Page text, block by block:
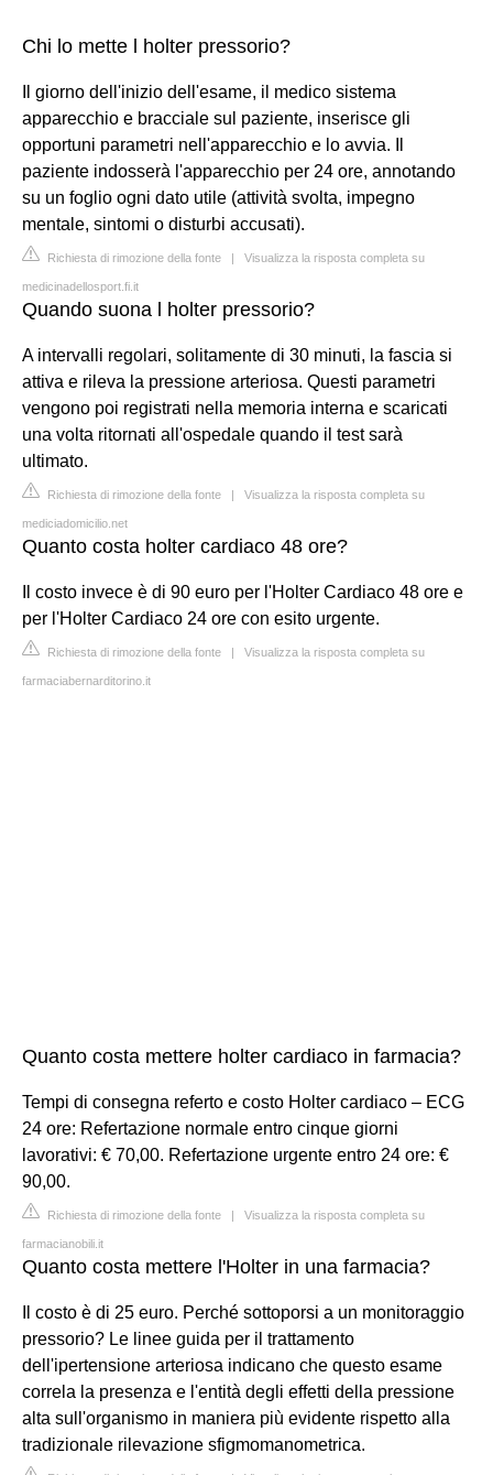
Chi lo mette l holter pressorio?
Il giorno dell'inizio dell'esame, il medico sistema
apparecchio e bracciale sul paziente, inserisce gli
opportuni parametri nell'apparecchio e lo avvia. Il
paziente indosserà l'apparecchio per 24 ore, annotando
su un foglio ogni dato utile (attività svolta, impegno
mentale, sintomi o disturbi accusati).
Richiesta di rimozione della fonte | Visualizza la risposta completa su
medicinadellosport.fi.it
Quando suona l holter pressorio?
A intervalli regolari, solitamente di 30 minuti, la fascia si
attiva e rileva la pressione arteriosa. Questi parametri
vengono poi registrati nella memoria interna e scaricati
una volta ritornati all'ospedale quando il test sarà
ultimato.
Richiesta di rimozione della fonte | Visualizza la risposta completa su
mediciadomicilio.net
Quanto costa holter cardiaco 48 ore?
Il costo invece è di 90 euro per l'Holter Cardiaco 48 ore e
per l'Holter Cardiaco 24 ore con esito urgente.
Richiesta di rimozione della fonte | Visualizza la risposta completa su
farmaciabernarditorino.it
Quanto costa mettere holter cardiaco in farmacia?
Tempi di consegna referto e costo Holter cardiaco – ECG
24 ore: Refertazione normale entro cinque giorni
lavorativi: € 70,00. Refertazione urgente entro 24 ore: €
90,00.
Richiesta di rimozione della fonte | Visualizza la risposta completa su
farmacianobili.it
Quanto costa mettere l'Holter in una farmacia?
Il costo è di 25 euro. Perché sottoporsi a un monitoraggio
pressorio? Le linee guida per il trattamento
dell'ipertensione arteriosa indicano che questo esame
correla la presenza e l'entità degli effetti della pressione
alta sull'organismo in maniera più evidente rispetto alla
tradizionale rilevazione sfigmomanometrica.